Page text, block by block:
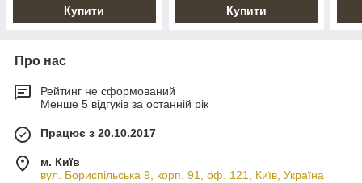
Купити Купити
Про нас
Рейтинг не сформований
Менше 5 відгуків за останній рік
Працює з 20.10.2017
м. Київ
вул. Бориспільська 9, корп. 91, оф. 121, Київ, Україна